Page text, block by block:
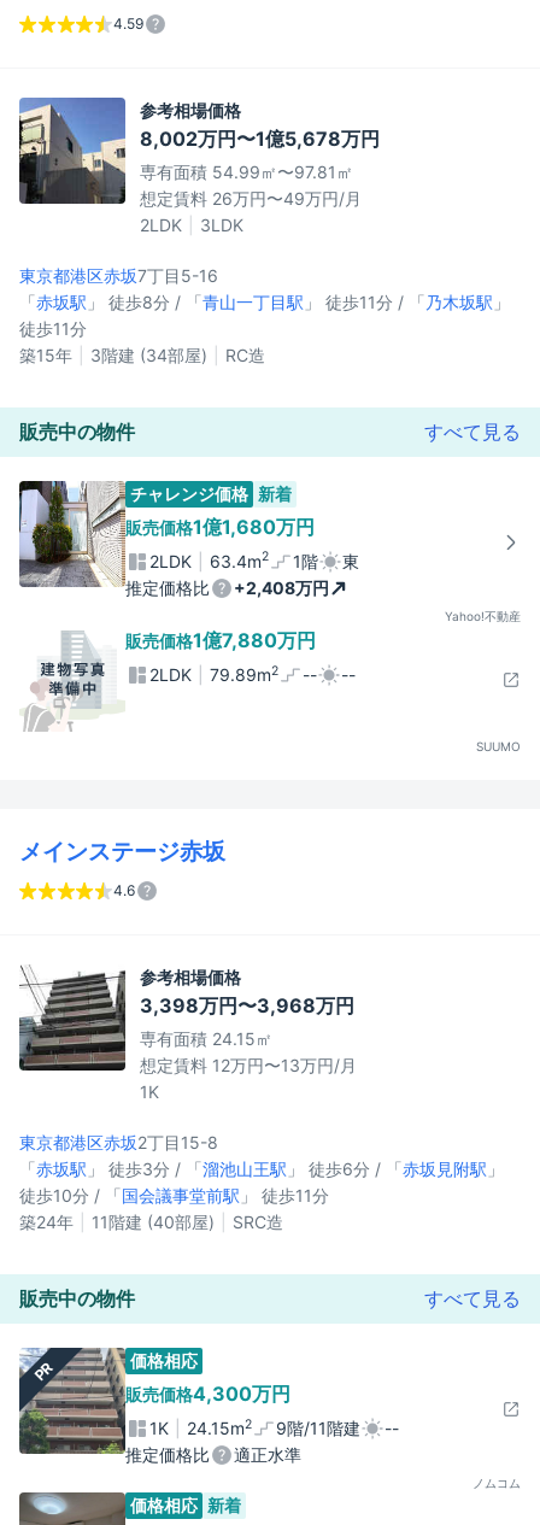
4.59
参考相場価格
8,002万円〜1億5,678万円
専有面積 54.99㎡〜97.81㎡
想定賃料 26万円〜49万円/月
2LDK
3LDK
東京都港区赤坂7丁目5-16
「赤坂駅 」 徒歩8分 / 「青山一丁目駅 」 徒歩11分 / 「乃木坂駅 」
徒歩11分
築15年
3階建 (34部屋) RC造
販売中の物件 すべて見る
チャレンジ価格 新着
販売価格1億1,680万円
2LDK 63.4m2 1階
東
推定価格比
+2,408万円
Yahoo!不動産
販売価格1億7,880万円
2LDK 79.89m2 -- --
SUUMO
メインステージ赤坂
4.6
参考相場価格
3,398万円〜3,968万円
専有面積 24.15㎡
想定賃料 12万円〜13万円/月
1K
東京都港区赤坂2丁目15-8
「赤坂駅 」 徒歩3分 / 「溜池山王駅 」 徒歩6分 / 「赤坂見附駅 」
徒歩10分 / 「国会議事堂前駅 」 徒歩11分
築24年
11階建 (40部屋) SRC造
販売中の物件 すべて見る
PR
価格相応
販売価格4,300万円
1K 24.15m2 9階/11階建
--
推定価格比
適正水準
ノムコム
価格相応 新着